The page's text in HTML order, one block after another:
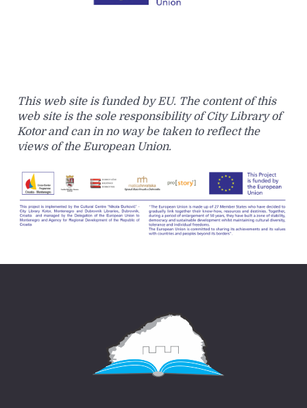
This web site is funded by EU. The content of this
web site is the sole responsibility of City Library of
Kotor and can in no way be taken to reflect the
views of the European Union.